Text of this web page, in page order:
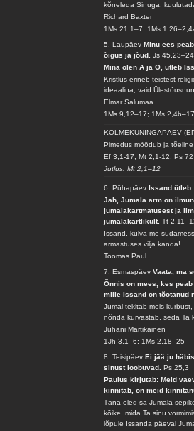
kõneleda Sinuga,
Richard Baxter
1Ms 21,1–7; 1Ms
5. LaupäevMinu ees
õigus ja jõud.Js 45,23–24
Mina olen A ja O, ütleb
Kristlus erineb teistest
ideaalina, vaid
Elmar Salumaa
1Ms 9,12–17; 1Ms 2,4b–17
KOLMEKUNINGAPÄEV
Pimedus möödub ja
Ef 3,1-17; Mt 2,1-12; Ps 72
Jutlus: Mt 2,1–12
6. PühapäevIssand
Jah, Jumala arm on
jumalakartmatusest ja
jumalakartlikult.Tt
Issand, külva me
armastuses vilja kanda!
Toomas Paul
7. EsmaspäevVaata, ma
Õnnis on mees, kes
mille Issand on tõotanud
Jumal tekitab meis
nõnda kurvastab, seda Ta
Juhani Martikainen
1Jh 3,1–6; 1Ms 2,18–25
8. TeisipäevEi jää ju
sinust loobuvad.Ps 25,3
Paulus kirjutab: Meid
kinnitab, on meid
Täna oled sa Jumala
kõike, mida Ta sinu
lõpule Issanda päeval